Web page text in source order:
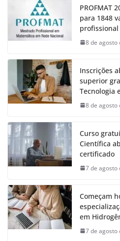
PROFMAT
para 1848
8 de agosto
Inscrições
superior
Tecnologia
8 de agosto
Curso
Científica
certificado
7 de agosto
Começam
em
7 de agosto